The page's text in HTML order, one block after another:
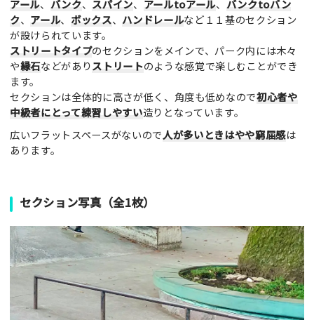
アール、 バンク、 スパイン、 アールtoアール、 バンクtoバン
ク、 アール、 ボックス、 ハンドレールなど１１基のセクション
が設けられています。
ストリートタイプのセクションをメインで、パーク内には木々
や縁石などがありストリートのような感覚で楽しむことができ
ます。
セクションは全体的に高さが低く、角度も低めなので初心者や
中級者にとって練習しやすい造りとなっています。
広いフラットスペースがないので人が多いときはやや窮屈感は
あります。
セクション写真（全1枚）